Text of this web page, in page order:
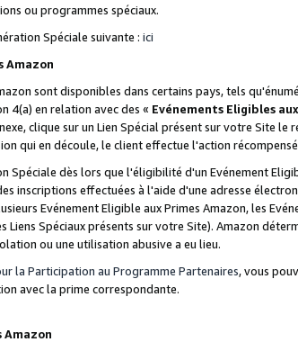
ou programmes spéciaux.
Spéciale suivante : ici
Amazon
sont disponibles dans certains pays, tels
4(a) en relation avec des « Evénements Eligibles
clique sur un Lien Spécial présent sur votre Site
qui en découle, le client effectue l'action
Spéciale dès lors que l'éligibilité d'un Evénement
inscriptions effectuées à l'aide d'une adresse
Evénement Eligible aux Primes Amazon, les
Liens Spéciaux présents sur votre Site). Amazon
ou une utilisation abusive a eu lieu.
la Participation au Programme Partenaires, vous
avec la prime correspondante.
Amazon